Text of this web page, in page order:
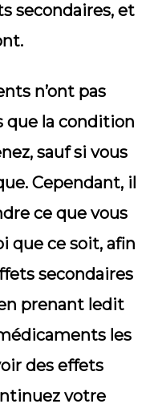
secondaires, et
n’ont pas
que la condition
sauf si vous
Cependant, il
ce que vous
que ce soit, afin
secondaires
prenant ledit
les
des effets
votre